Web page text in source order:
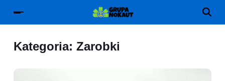
Kategoria: Zarobki